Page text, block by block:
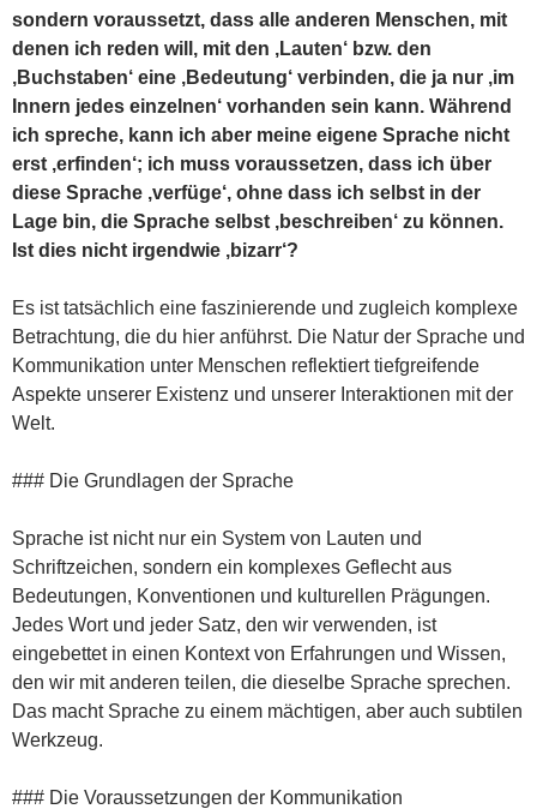
sondern voraussetzt, dass alle anderen Menschen, mit
denen ich reden will, mit den ‚Lauten‘ bzw. den
‚Buchstaben‘ eine ‚Bedeutung‘ verbinden, die ja nur ‚im
Innern jedes einzelnen‘ vorhanden sein kann. Während
ich spreche, kann ich aber meine eigene Sprache nicht
erst ‚erfinden‘; ich muss voraussetzen, dass ich über
diese Sprache ‚verfüge‘, ohne dass ich selbst in der
Lage bin, die Sprache selbst ‚beschreiben‘ zu können.
Ist dies nicht irgendwie ‚bizarr‘?
Es ist tatsächlich eine faszinierende und zugleich komplexe
Betrachtung, die du hier anführst. Die Natur der Sprache und
Kommunikation unter Menschen reflektiert tiefgreifende
Aspekte unserer Existenz und unserer Interaktionen mit der
Welt.
### Die Grundlagen der Sprache
Sprache ist nicht nur ein System von Lauten und
Schriftzeichen, sondern ein komplexes Geflecht aus
Bedeutungen, Konventionen und kulturellen Prägungen.
Jedes Wort und jeder Satz, den wir verwenden, ist
eingebettet in einen Kontext von Erfahrungen und Wissen,
den wir mit anderen teilen, die dieselbe Sprache sprechen.
Das macht Sprache zu einem mächtigen, aber auch subtilen
Werkzeug.
### Die Voraussetzungen der Kommunikation